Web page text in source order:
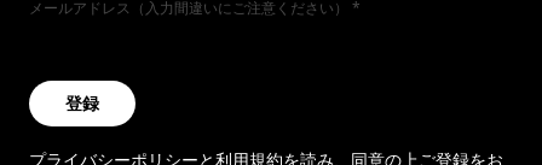
メールアドレス（入力間違いにご注意ください）
登録
プライバシーポリシーと利用規約を読み、同意の上ご登録をお